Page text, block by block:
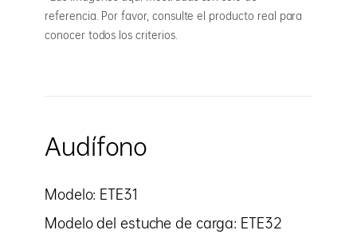
referencia. Por favor, consulte el producto real para
conocer todos los criterios.
Audífono
Modelo: ETE31
Modelo del estuche de carga: ETE32